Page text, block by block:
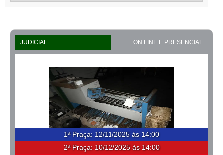
JUDICIAL ON LINE E PRESENCIAL
1ª Praça: 12/11/2025 às 14:00
2ª Praça: 10/12/2025 às 14:00